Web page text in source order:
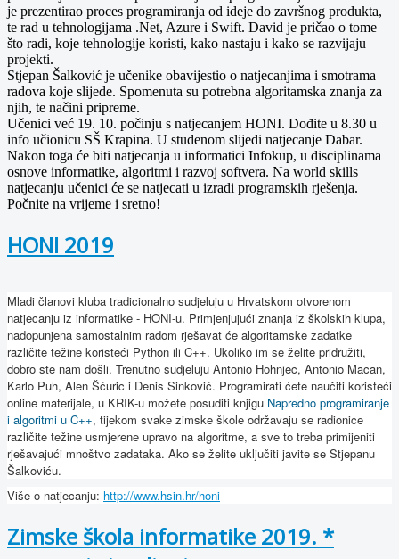
je prezentirao proces programiranja od ideje do završnog produkta,
te rad u tehnologijama .Net, Azure i Swift. David je pričao o tome
što radi, koje tehnologije koristi, kako nastaju i kako se razvijaju
projekti.
Stjepan Šalković je učenike obavijestio o natjecanjima i smotrama
radova koje slijede. Spomenuta su potrebna algoritamska znanja za
njih, te načini pripreme.
Učenici već 19. 10. počinju s natjecanjem HONI. Dođite u 8.30 u
info učionicu SŠ Krapina. U studenom slijedi natjecanje Dabar.
Nakon toga će biti natjecanja u informatici Infokup, u disciplinama
osnove informatike, algoritmi i razvoj softvera. Na world skills
natjecanju učenici će se natjecati u izradi programskih rješenja.
Počnite na vrijeme i sretno!
HONI 2019
Mladi članovi kluba tradicionalno sudjeluju u Hrvatskom otvorenom
natjecanju iz informatike - HONI-u. Primjenjujući znanja iz školskih klupa,
nadopunjena samostalnim radom rješavat će algoritamske zadatke
različite težine koristeći Python ili C++. Ukoliko im se želite pridružiti,
dobro ste nam došli. Trenutno sudjeluju Antonio Hohnjec, Antonio Macan,
Karlo Puh, Alen Šćuric i Denis Sinković. Programirati ćete naučiti koristeći
online materijale, u KRIK-u možete posuditi knjigu Napredno programiranje
i algoritmi u C++, tijekom svake zimske škole održavaju se radionice
različite težine usmjerene upravo na algoritme, a sve to treba primijeniti
rješavajući mnoštvo zadataka. Ako se želite uključiti javite se Stjepanu
Šalkoviću.
Više o natjecanju: http://www.hsin.hr/honi
Zimske škola informatike 2019. *